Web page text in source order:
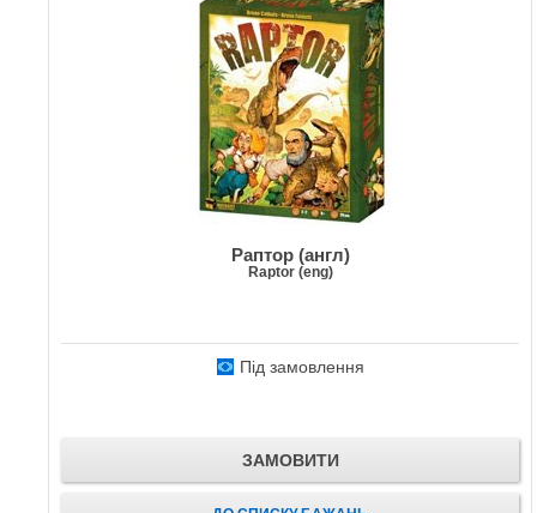
Раптор (англ)
Raptor (eng)
Під замовлення
ЗАМОВИТИ